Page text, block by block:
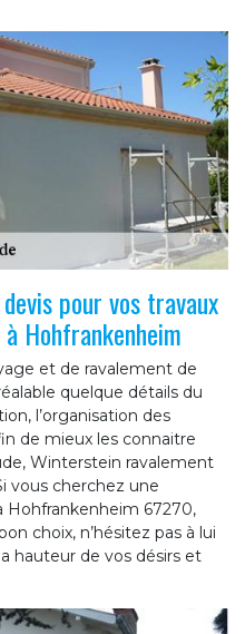
pour vos travaux
Hohfrankenheim
et de ravalement de
quelque détails du
l’organisation des
de mieux les connaitre
Winterstein ravalement
vous cherchez une
Hohfrankenheim 67270,
choix, n’hésitez pas à lui
hauteur de vos désirs et